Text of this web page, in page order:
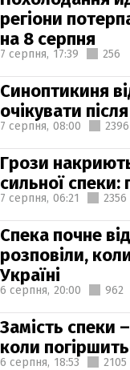
регіони
на 8 серпня
7 серпня, 17:39 256
Синоптикиня
очікувати
7 серпня, 08:00 2396
Грози
сильної спеки:
7 серпня, 06:21 2356
Спека почне
розповіли,
Україні
6 серпня, 20:00 962
Замість спеки
коли
6 серпня, 18:53 2105